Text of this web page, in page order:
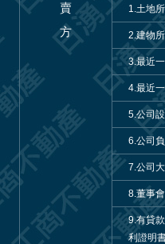
賣
方
1.土地
2.建物
3.最近
4.最近
5.公司
6.公司
7.公司
8.董事
9.有貸
利證明